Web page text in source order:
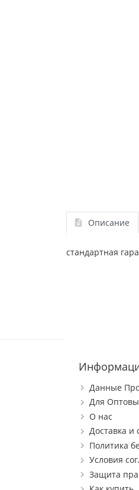
Описание
стандартная
Данные
Для
О нас
Доставка и
Политика
Условия
Защита